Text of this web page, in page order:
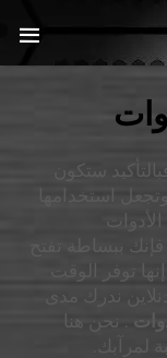
ستكون
استخدامها
ببساطة تفتح
توفر الوقت
ندرك مدى
. نحن هنا
لمرآبك.